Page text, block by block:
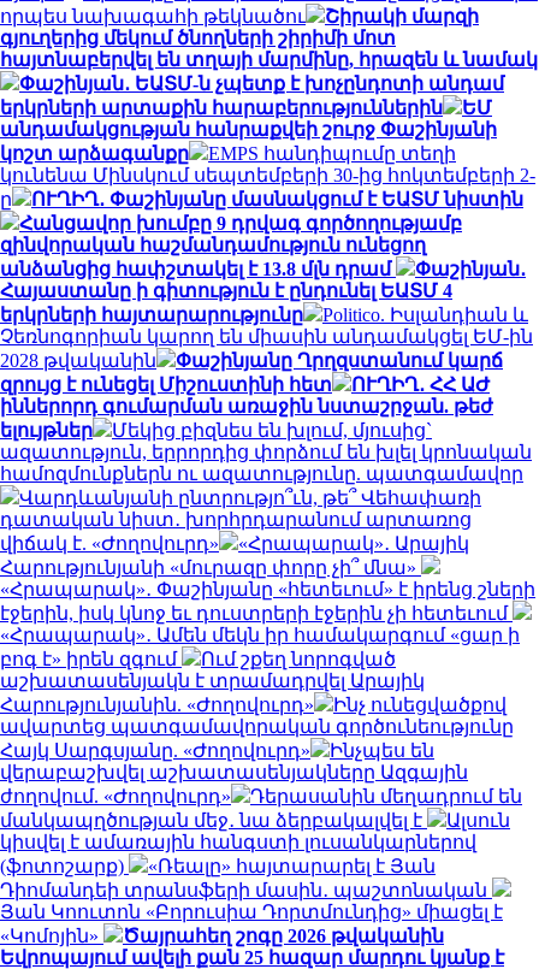
որպես նախագահի թեկնածու
Շիրակի մարզի
գյուղերից մեկում ծնողների շիրիմի մոտ
հայտնաբերվել են տղայի մարմինը, հրազեն և նամակ
Փաշինյան․ ԵԱՏՄ-ն չպետք է խոչընդոտի անդամ
երկրների արտաքին հարաբերություններին
ԵՄ
անդամակցության հանրաքվեի շուրջ Փաշինյանի
կոշտ արձագանքը
EMPS հանդիպումը տեղի
կունենա Մինսկում սեպտեմբերի 30-ից հոկտեմբերի 2-
ը
ՈՒՂԻՂ․ Փաշինյանը մասնակցում է ԵԱՏՄ նիստին
Հանցավոր խումբը 9 դրվագ գործողությամբ
զինվորական հաշմանդամություն ունեցող
անձանցից հափշտակել է 13.8 մլն դրամ
Փաշինյան․
Հայաստանը ի գիտություն է ընդունել ԵԱՏՄ 4
երկրների հայտարարությունը
Politico. Իսլանդիան և
Չեռնոգորիան կարող են միասին անդամակցել ԵՄ-ին
2028 թվականին
Փաշինյանը Ղրղզստանում կարճ
զրույց է ունեցել Միշուստինի հետ
ՈՒՂԻՂ․ ՀՀ ԱԺ
իններորդ գումարման առաջին նստաշրջան. թեժ
ելույթներ
Մեկից բիզնես են խլում, մյուսից`
ազատություն, երրորդից փորձում են խլել կրոնական
համոզմունքներն ու ազատությունը. պատգամավոր
Վարդևանյանի ընտրությո՞ւն, թե՞ Վեհափառի
դատական նիստ․ խորհրդարանում արտառոց
վիճակ է. «Ժողովուրդ»
«Հրապարակ»․ Արայիկ
Հարությունյանի «մուրազը փորը չի՞ մնա»
«Հրապարակ»․ Փաշինյանը «հետեւում» է իրենց շների
էջերին, իսկ կնոջ եւ դուստրերի էջերին չի հետեւում
«Հրապարակ»․ Ամեն մեկն իր համակարգում «ցար ի
բոգ է» իրեն զգում
Ում շքեղ նորոգված
աշխատասենյակն է տրամադրվել Արայիկ
Հարությունյանին. «Ժողովուրդ»
Ինչ ունեցվածքով
ավարտեց պատգամավորական գործունեությունը
Հայկ Սարգսյանը. «Ժողովուրդ»
Ինչպես են
վերաբաշխվել աշխատասենյակները Ազգային
ժողովում. «Ժողովուրդ»
Դերասանին մեղադրում են
մանկապղծության մեջ․ նա ձերբակալվել է
Ալսուն
կիսվել է ամառային հանգստի լուսանկարներով
(ֆոտոշարք)
«Ռեալը» հայտարարել է Յան
Դիոմանդեի տրանսֆերի մասին․ պաշտոնական
Յան Կոուտոն «Բորուսիա Դորտմունդից» միացել է
«Կոմոյին»
Ծայրահեղ շոգը 2026 թվականին
Եվրոպայում ավելի քան 25 հազար մարդու կյանք է